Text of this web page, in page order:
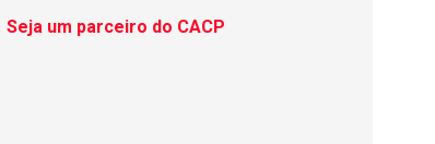
Seja um parceiro do CACP